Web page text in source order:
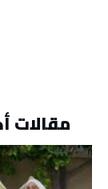
مقالات